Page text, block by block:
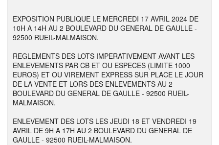
EXPOSITION PUBLIQUE LE MERCREDI 17 AVRIL 2024 DE
10H A 14H AU 2 BOULEVARD DU GENERAL DE GAULLE -
92500 RUEIL-MALMAISON.
REGLEMENTS DES LOTS IMPERATIVEMENT AVANT LES
ENLEVEMENTS PAR CB ET OU ESPECES (LIMITE 1000
EUROS) ET OU VIREMENT EXPRESS SUR PLACE LE JOUR
DE LA VENTE ET LORS DES ENLEVEMENTS AU 2
BOULEVARD DU GENERAL DE GAULLE - 92500 RUEIL-
MALMAISON.
ENLEVEMENT DES LOTS LES JEUDI 18 ET VENDREDI 19
AVRIL DE 9H A 17H AU 2 BOULEVARD DU GENERAL DE
GAULLE - 92500 RUEIL-MALMAISON.